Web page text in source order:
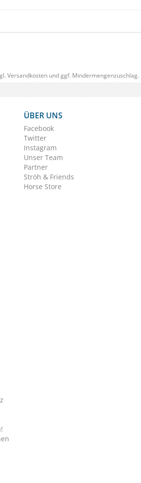
Versandkostenund ggf. Mindermengenzuschlag.
ÜBER UNS
Facebook
Twitter
Instagram
Unser Team
Partner
Ströh & Friends
Horse Store